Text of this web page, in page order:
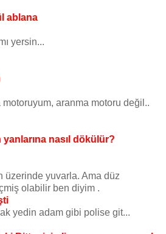
ablana
yersin...
aranma motoru değil..
yanlarına nasıl dökülür?
üzerinde yuvarla. Ama düz
olabilir ben diyim .
yedin adam gibi polise git...